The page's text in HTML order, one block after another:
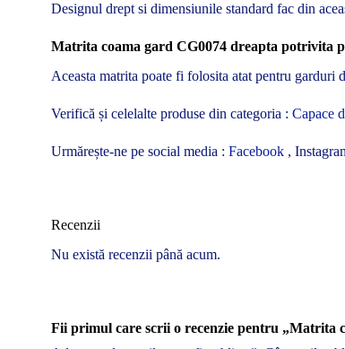
Designul drept si dimensiunile standard fac din
Matrita coama gard CG0074 dreapta potrivita
Aceasta matrita poate fi folosita atat pentru
Verifică și celelalte produse din categoria : Capace
Urmărește-ne pe social media : Facebook ,
Recenzii
Nu există recenzii până acum.
Fii primul care scrii o recenzie pentru „Matrita